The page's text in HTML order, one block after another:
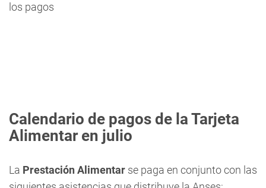
los pagos
Calendario de pagos de la Tarjeta
Alimentar en julio
La Prestación Alimentar se paga en conjunto con las